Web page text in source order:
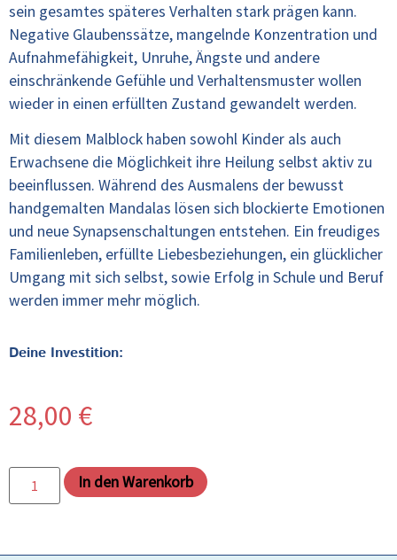
sein gesamtes späteres Verhalten stark prägen kann.
Negative Glaubenssätze, mangelnde Konzentration und
Aufnahmefähigkeit, Unruhe, Ängste und andere
einschränkende Gefühle und Verhaltensmuster wollen
wieder in einen erfüllten Zustand gewandelt werden.
Mit diesem Malblock haben sowohl Kinder als auch
Erwachsene die Möglichkeit ihre Heilung selbst aktiv zu
beeinflussen. Während des Ausmalens der bewusst
handgemalten Mandalas lösen sich blockierte Emotionen
und neue Synapsenschaltungen entstehen. Ein freudiges
Familienleben, erfüllte Liebesbeziehungen, ein glücklicher
Umgang mit sich selbst, sowie Erfolg in Schule und Beruf
werden immer mehr möglich.
Deine Investition:
28,00 €
In den Warenkorb